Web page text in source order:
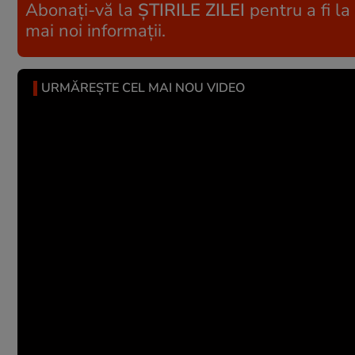
Abonați-vă la ȘTIRILE ZILEI pentru a fi la
mai noi informații.
URMĂREȘTE CEL MAI NOU VIDEO